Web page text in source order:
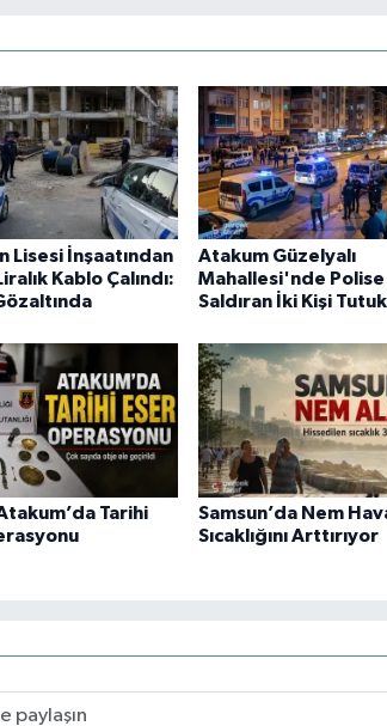
Lisesi İnşaatından
Kablo Çalındı:
Atakum Güzelyalı
Mahallesi'nde Polise
Saldıran İki Kişi
Tarihi
Samsun’da Nem
Sıcaklığını Arttırıyor